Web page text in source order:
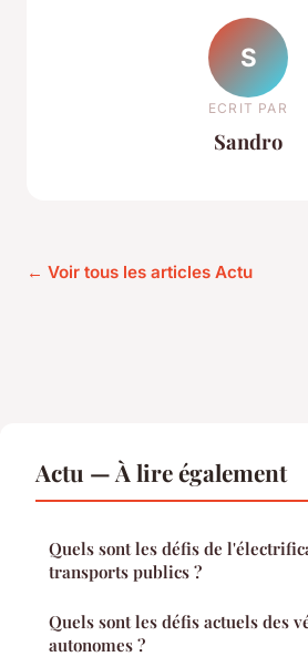
S
ECRIT PAR
Sandro
← Voir tous les articles Actu
Actu — À lire également
Quels sont les défis de
transports publics ?
Quels sont les défis actuels des
autonomes ?